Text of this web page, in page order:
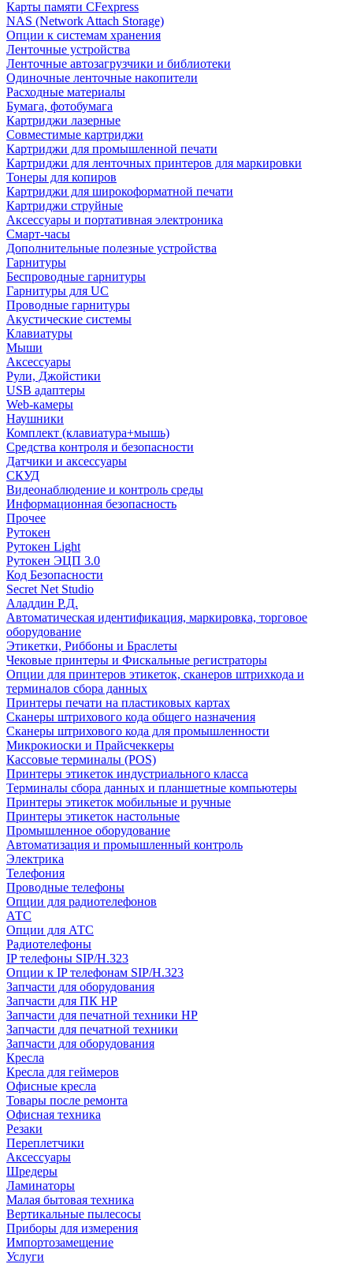
Карты памяти CFexpress
NAS (Network Attach Storage)
Опции к системам хранения
Ленточные устройства
Ленточные автозагрузчики и библиотеки
Одиночные ленточные накопители
Расходные материалы
Бумага, фотобумага
Картриджи лазерные
Совместимые картриджи
Картриджи для промышленной печати
Картриджи для ленточных принтеров для маркировки
Тонеры для копиров
Картриджи для широкоформатной печати
Картриджи струйные
Аксессуары и портативная электроника
Смарт-часы
Дополнительные полезные устройства
Гарнитуры
Беспроводные гарнитуры
Гарнитуры для UC
Проводные гарнитуры
Акустические системы
Клавиатуры
Мыши
Аксессуары
Рули, Джойстики
USB адаптеры
Web-камеры
Наушники
Комплект (клавиатура+мышь)
Средства контроля и безопасности
Датчики и аксессуары
СКУД
Видеонаблюдение и контроль среды
Информационная безопасность
Прочее
Рутокен
Рутокен Light
Рутокен ЭЦП 3.0
Код Безопасности
Secret Net Studio
Аладдин Р.Д.
Автоматическая идентификация, маркировка, торговое
оборудование
Этикетки, Риббоны и Браслеты
Чековые принтеры и Фискальные регистраторы
Опции для принтеров этикеток, сканеров штрихкода и
терминалов сбора данных
Принтеры печати на пластиковых картах
Сканеры штрихового кода общего назначения
Сканеры штрихового кода для промышленности
Микрокиоски и Прайсчеккеры
Кассовые терминалы (POS)
Принтеры этикеток индустриального класса
Терминалы сбора данных и планшетные компьютеры
Принтеры этикеток мобильные и ручные
Принтеры этикеток настольные
Промышленное оборудование
Автоматизация и промышленный контроль
Электрика
Телефония
Проводные телефоны
Опции для радиотелефонов
АТС
Опции для АТС
Радиотелефоны
IP телефоны SIP/H.323
Опции к IP телефонам SIP/H.323
Запчасти для оборудования
Запчасти для ПК HP
Запчасти для печатной техники HP
Запчасти для печатной техники
Запчасти для оборудования
Кресла
Кресла для геймеров
Офисные кресла
Товары после ремонта
Офисная техника
Резаки
Переплетчики
Аксессуары
Шредеры
Ламинаторы
Малая бытовая техника
Вертикальные пылесосы
Приборы для измерения
Импортозамещение
Услуги